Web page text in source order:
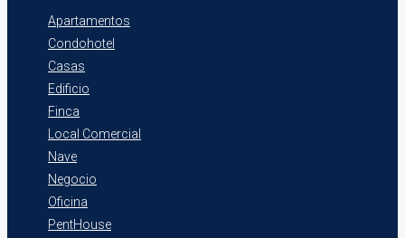
Apartamentos
Condohotel
Casas
Edificio
Finca
Local Comercial
Nave
Negocio
Oficina
PentHouse